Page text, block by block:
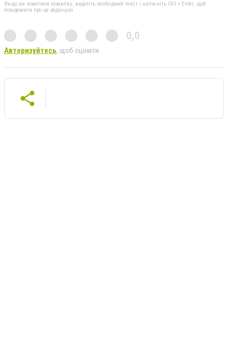
Якщо ви помітили помилку, виділіть необхідний текст і натисніть Ctrl + Enter, щоб
повідомити про це редакцію
0,0
Авторизуйтесь, щоб оцінити